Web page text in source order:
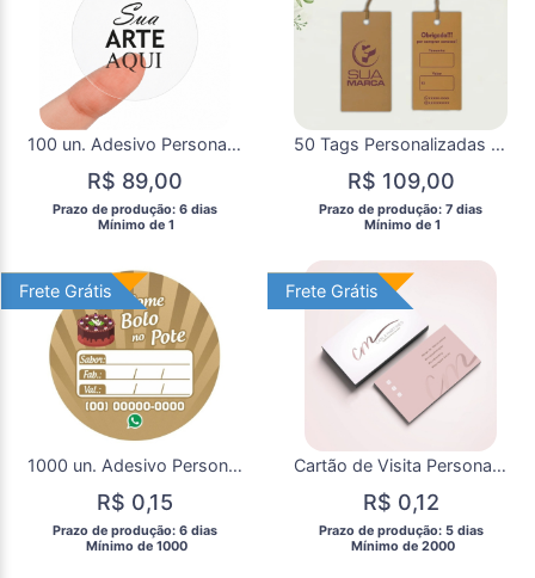
100 un. Adesivo Personalizado Rótulo Transparente 3x3cm
R$ 89,00
Prazo de produção: 6 dias
  Mínimo de 1
50 Tags Personalizadas Kraft
R$ 109,00
Prazo de produção: 7 dias
  Mínimo de 1
Frete Grátis
Frete Grátis
1000 un. Adesivo Personalizado Redondo 4x4cm
R$ 0,15
Prazo de produção: 6 dias
  Mínimo de 1000
Frete Grátis
Frete Grátis
Cartão de Visita Personalizado 2000 un.
R$ 0,12
Prazo de produção: 5 dias
  Mínimo de 2000